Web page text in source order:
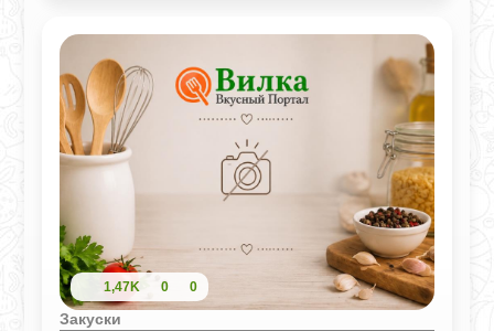
1,47K 0 0
Закуски